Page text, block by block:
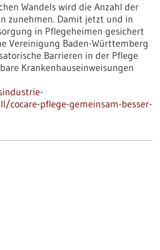
Wandels wird die Anzahl der
zunehmen. Damit jetzt und in
in Pflegeheimen gesichert
Vereinigung Baden-Württemberg
Barrieren in der Pflege
Krankenhauseinweisungen
cocare-pflege-gemeinsam-besser-